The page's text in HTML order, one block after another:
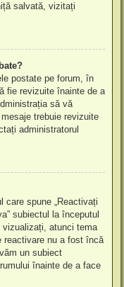
salvată, vizitați
postate pe forum, în
fie revizuite înainte de a
să vă
trebuie revizuite
administratorul
care spune „Reactivați
subiectul la începutul
vizualizați, atunci tema
reactivare nu a fost încă
un subiect
înainte de a face